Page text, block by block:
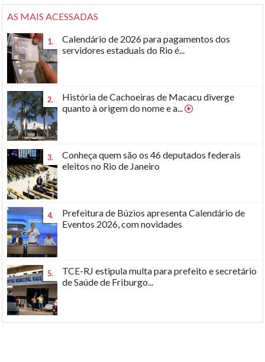
AS MAIS ACESSADAS
1.
Calendário de 2026 para pagamentos dos
servidores estaduais do Rio é...
2.
História de Cachoeiras de Macacu diverge
quanto à origem do nome e a...
3.
Conheça quem são os 46 deputados federais
eleitos no Rio de Janeiro
4.
Prefeitura de Búzios apresenta Calendário de
Eventos 2026, com novidades
5.
TCE-RJ estipula multa para prefeito e secretário
de Saúde de Friburgo...